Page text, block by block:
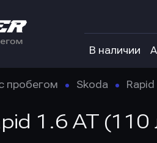
В наличии
пробегом Skoda Rapid
1.6 AT